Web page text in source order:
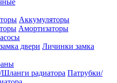
Аккумуляторы
Амортизаторы
Личинки замка
Патрубки/